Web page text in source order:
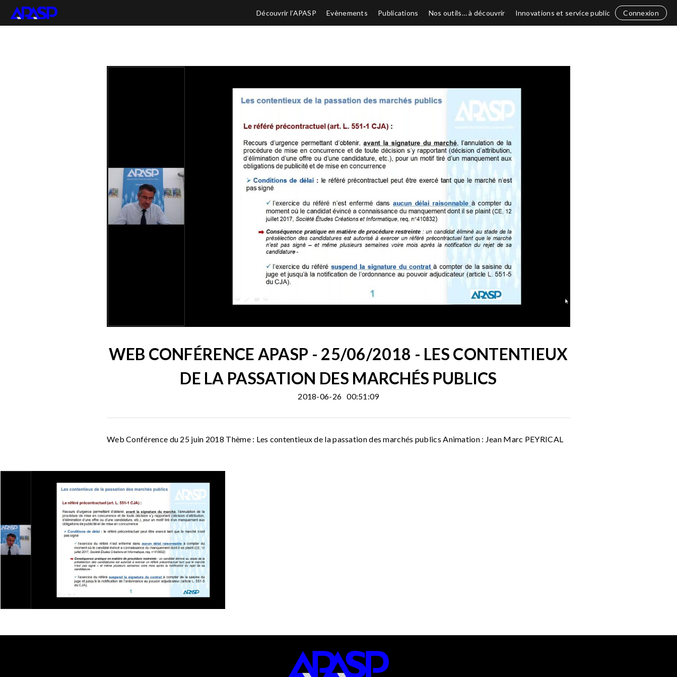
Découvrir l’APASP Evènements Publications Nos outils… à découvrir Innovations et service public Connexion
WEB CONFÉRENCE APASP - 25/06/2018 - LES CONTENTIEUX
DE LA PASSATION DES MARCHÉS PUBLICS
2018-06-26 00:51:09
Web Conférence du 25 juin 2018 Thème : Les contentieux de la passation des marchés publics Animation : Jean Marc PEYRICAL